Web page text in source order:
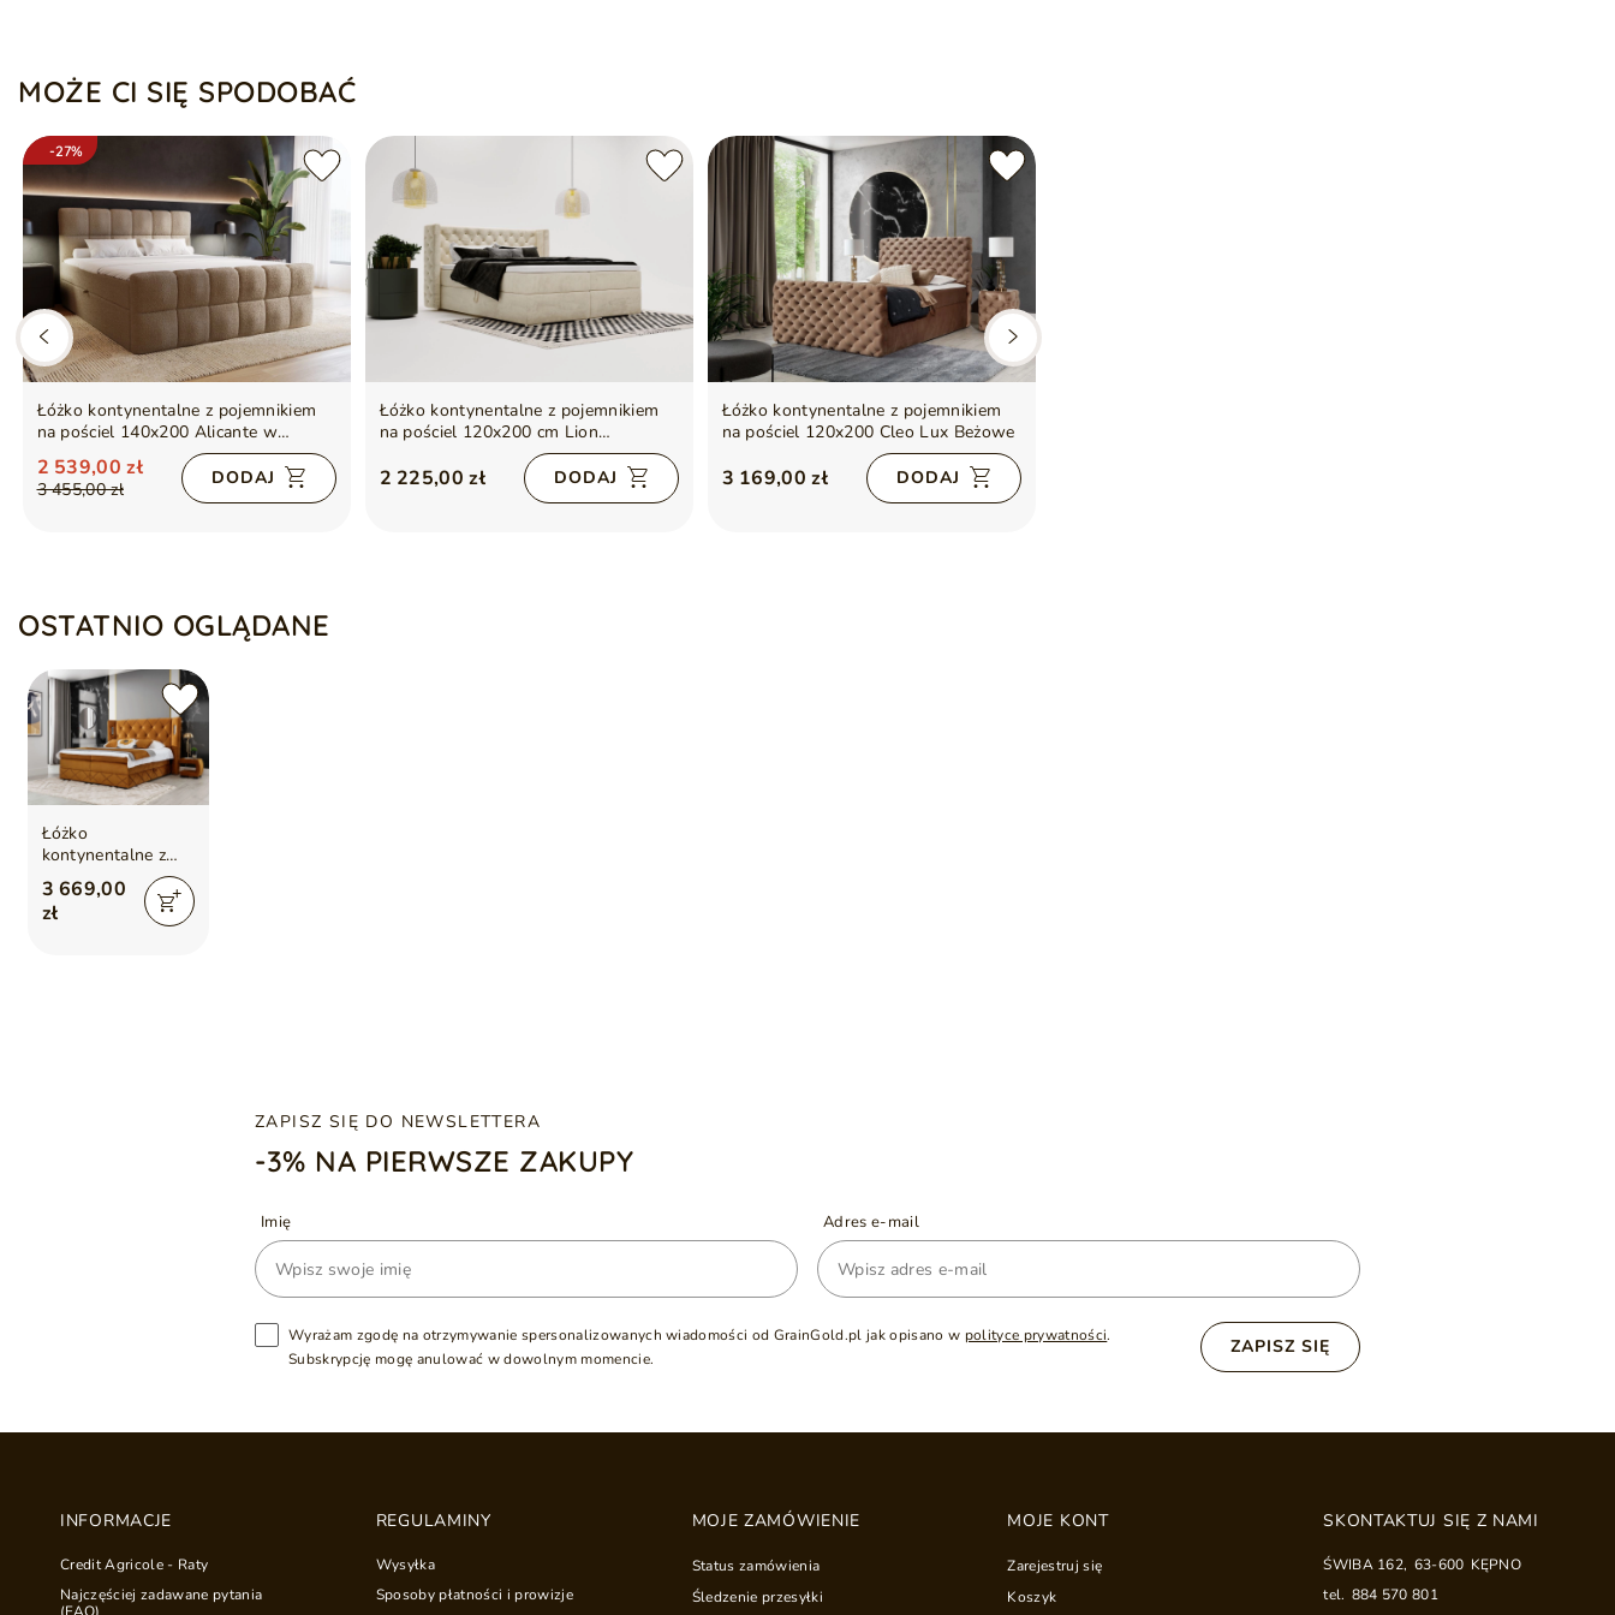
MOŻE CI SIĘ SPODOBAĆ
-27%
Łóżko kontynentalne z pojemnikiem
na pościel 140x200 Alicante w
tkaninie bouclé Brązowe
3 455,00 zł
2 539,00 zł DODAJ
Łóżko kontynentalne z pojemnikiem
na pościel 120x200 cm Lion
2 225,00 zł DODAJ
Łóżko kontynentalne z pojemnikiem
na pościel 120x200 Cleo Lux Beżowe
3 169,00 zł DODAJ
OSTATNIO OGLĄDANE
Łóżko
kontynentalne z
pojemnikiem na
pościel 160x200
Neria Lux Żółte
3 669,00
zł
ZAPISZ SIĘ DO NEWSLETTERA
-3% NA PIERWSZE ZAKUPY
Imię Adres e-mail
Wyrażam zgodę na otrzymywanie spersonalizowanych wiadomości od GrainGold.pl jak opisano w polityce prywatności.
Subskrypcję mogę anulować w dowolnym momencie.
ZAPISZ SIĘ
INFORMACJE
Credit Agricole - Raty
Najczęściej zadawane pytania
REGULAMINY
Wysyłka
Sposoby płatności i prowizje
MOJE ZAMÓWIENIE
Status zamówienia
Śledzenie przesyłki
MOJE KONT
Zarejestruj się
Koszyk
SKONTAKTUJ SIĘ Z NAMI
ŚWIBA 162, 63-600 KĘPNO
tel. 884 570 801